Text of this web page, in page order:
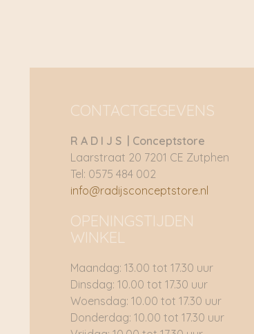
CONTACTGEGEVENS
R A D I J S | Conceptstore
Laarstraat 20 7201 CE Zutphen
Tel: 0575 484 002
info@radijsconceptstore.nl
OPENINGSTIJDEN
WINKEL
Maandag: 13.00 tot 17.30 uur
Dinsdag: 10.00 tot 17.30 uur
Woensdag: 10.00 tot 17.30 uur
Donderdag: 10.00 tot 17.30 uur